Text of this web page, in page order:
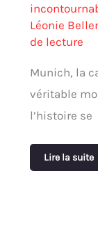
Léonie
de lecture
Munich, la
véritable
l’histoire se
Lire la suite